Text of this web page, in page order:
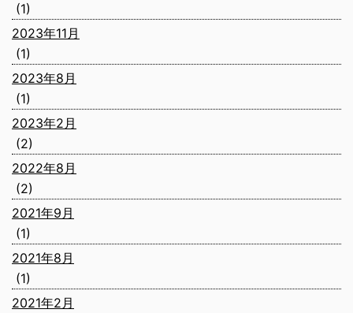
(1)
2023年11月
(1)
2023年8月
(1)
2023年2月
(2)
2022年8月
(2)
2021年9月
(1)
2021年8月
(1)
2021年2月